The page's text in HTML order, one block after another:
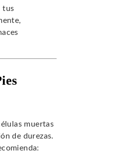
tus
muertas
de durezas.